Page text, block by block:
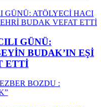
GÜNÜ:
BUDAK’IN EŞİ
ETTİ